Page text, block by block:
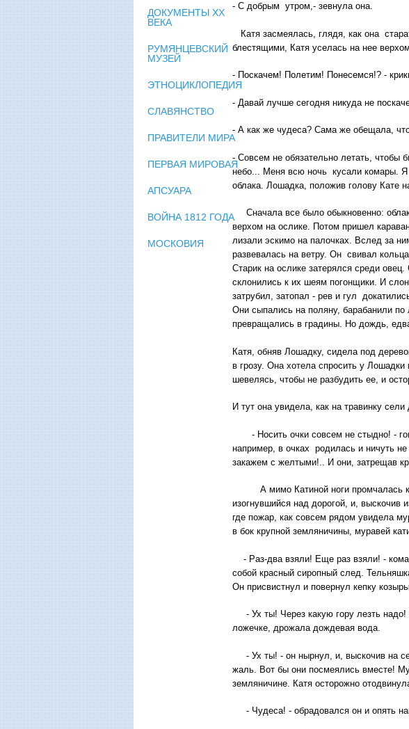
- С добрым утром,- зевнула она.
Катя засмеялась, глядя, как она
блестящими, Катя уселась на нее верхом.
- Поскачем! Полетим! Понесемся!? -
- Давай лучше сегодня никуда не
- А как же чудеса? Сама же обещала,
- Совсем не обязательно летать, чтобы
небо... Меня всю ночь кусали комары. Я
облака. Лошадка, положив голову Кате
Сначала все было обыкновенно:
верхом на ослике. Потом пришел
лизали эскимо на палочках. Вслед за
развевалась на ветру. Он свивал
Старик на ослике затерялся среди
склонились к их шеям погонщики. И
затрубил, затопал - рев и гул
Они сыпались на поляну, барабанили
превращались в градины. Но дождь,
Катя, обняв Лошадку, сидела под
в грозу. Она хотела спросить у
шевелясь, чтобы не разбудить ее, и
И тут она увидела, как на травинку
- Носить очки совсем не стыдно! -
например, в очках родилась и ничуть
закажем с желтыми!.. И они, затрещав
А мимо Катиной ноги промчалась
изогнувшийся над дорогой, и, выскочив
где пожар, как совсем рядом увидела
в бок крупной земляничины, муравей
- Раз-два взяли! Еще раз взяли! -
собой красный сиропный след.
Он присвистнул и повернул кепку
- Ух ты! Через какую гору лезть надо!
ложечке, дрожала дождевая вода.
- Ух ты! - он нырнул, и, выскочив на
жаль. Вот бы они посмеялись вместе!
земляничине. Катя осторожно
- Чудеса! - обрадовался он и опять
ДОКУМЕНТЫ XX
ВЕКА
РУМЯНЦЕВСКИЙ
МУЗЕЙ
ЭТНОЦИКЛОПЕДИЯ
СЛАВЯНСТВО
ПРАВИТЕЛИ МИРА
ПЕРВАЯ МИРОВАЯ
АПСУАРА
ВОЙНА 1812 ГОДА
МОСКОВИЯ